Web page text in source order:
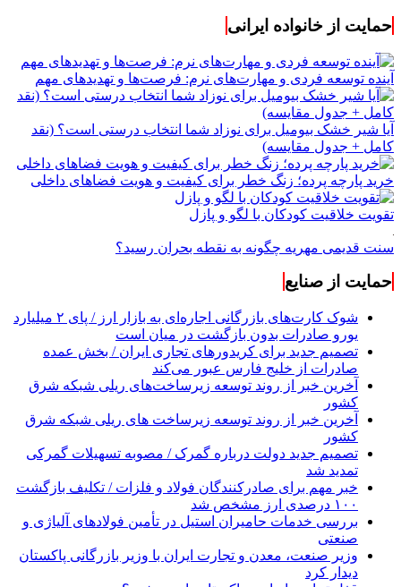
حمایت از خانواده ایرانی
آینده توسعه فردی و مهارت‌های نرم: فرصت‌ها و تهدیدهای مهم
آیا شیر خشک بیومیل برای نوزاد شما انتخاب درستی است؟ (نقد
کامل + جدول مقایسه)
خرید پارچه پرده؛ زنگ خطر برای کیفیت و هویت فضاهای داخلی
تقویت خلاقیت کودکان با لگو و پازل
سنت قدیمی مهریه چگونه به نقطه بحران رسید؟
حمایت از صنایع
شوک کارت‌های بازرگانی اجاره‌ای به بازار ارز / پای ۲ میلیارد
یورو صادرات بدون بازگشت در میان است
تصمیم جدید برای کریدورهای تجاری ایران / بخش عمده
صادرات از خلیج فارس عبور می‌کند
آخرین خبر از روند توسعه زیرساخت‌های ریلی شبکه شرق
کشور
آخرین خبر از روند توسعه زیرساخت های ریلی شبکه شرق
کشور
تصمیم جدید دولت درباره گمرک / مصوبه تسهیلات گمرکی
تمدید شد
خبر مهم برای صادرکنندگان فولاد و فلزات / تکلیف بازگشت
۱۰۰ درصدی ارز مشخص شد
بررسی خدمات حامیران استیل در تأمین فولادهای آلیاژی و
صنعتی
وزیر صنعت، معدن و تجارت ایران با وزیر بازرگانی پاکستان
دیدار کرد